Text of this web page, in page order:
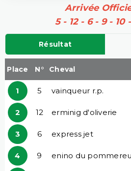
Arrivée
5 - 12 - 6 - 9 - 10
Résultat
Place N° Cheval
1 5 vainqueur r.p.
2 12 erminig d'oliverie
3 6 express jet
4 9 enino du